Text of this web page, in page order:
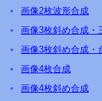
画像2枚波形合成
画像3枚斜め合成・
画像3枚斜め合成・
画像4枚合成
画像4枚斜め合成